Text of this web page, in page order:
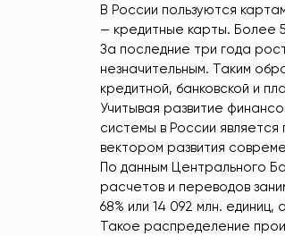
В России пользуются
— кредитные карты. Более
За последние три года
незначительным. Таким
кредитной, банковской и
Учитывая развитие
системы в России
вектором развития
По данным Центрального
расчетов и переводов
68% или 14 092 млн. единиц,
Такое распределение